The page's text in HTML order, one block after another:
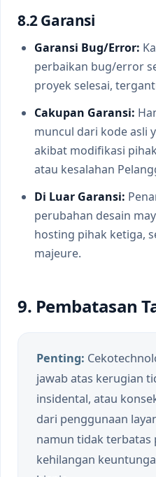
8.2 Garansi
Garansi Bug/Error:
perbaikan bug/error
proyek selesai,
Cakupan Garansi:
muncul dari kode asli
akibat modifikasi
atau kesalahan
Di Luar Garansi:
perubahan desain
hosting pihak ketiga,
majeure.
9. Pembatasan
Penting:
jawab atas kerugian
insidental, atau
dari penggunaan
namun tidak terbatas
kehilangan